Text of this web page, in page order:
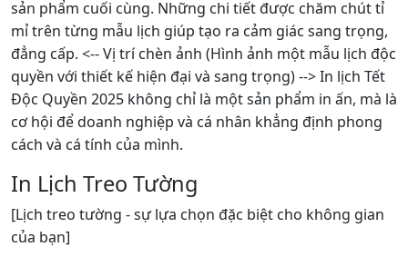
sản phẩm cuối cùng. Những chi tiết được chăm chút tỉ
mỉ trên từng mẫu lịch giúp tạo ra cảm giác sang trọng,
đẳng cấp. <-- Vị trí chèn ảnh (Hình ảnh một mẫu lịch độc
quyền với thiết kế hiện đại và sang trọng) --> In lịch Tết
Độc Quyền 2025 không chỉ là một sản phẩm in ấn, mà là
cơ hội để doanh nghiệp và cá nhân khẳng định phong
cách và cá tính của mình.
In Lịch Treo Tường
[Lịch treo tường - sự lựa chọn đặc biệt cho không gian
của bạn]